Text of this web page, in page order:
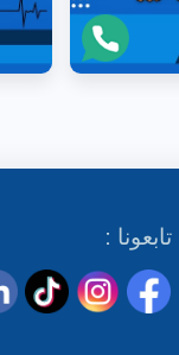
تابعونا :